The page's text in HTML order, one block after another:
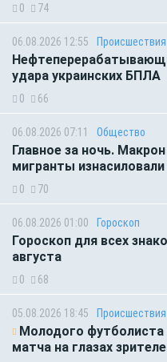
0 74
06.08.2026 12:55 Происшествия
удара украинских БПЛА
0 66
06.08.2026 07:11 Общество
Главное за ночь.
мигранты
0 70
06.08.2026 01:00 Гороскоп
Гороскоп для всех
августа
0 68
05.08.2026 18:45 Происшествия
Молодого футболиста
матча на глазах